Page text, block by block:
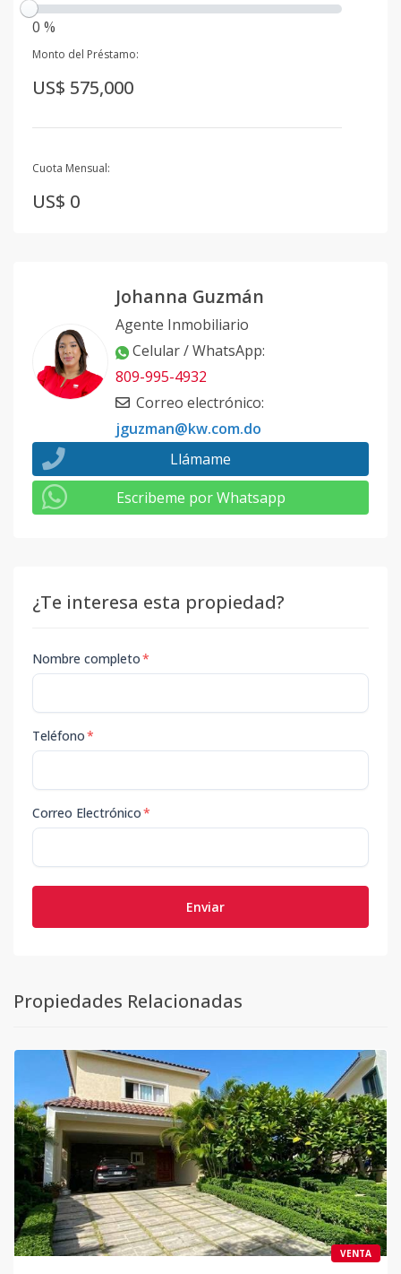
0 %
Monto del Préstamo:
US$ 575,000
Cuota Mensual:
US$ 0
Johanna Guzmán
Agente Inmobiliario
Celular / WhatsApp:
809-995-4932
Correo electrónico:
jguzman@kw.com.do
Llámame
Escribeme por Whatsapp
¿Te interesa esta propiedad?
Nombre completo*
Teléfono*
Correo Electrónico*
Enviar
Propiedades Relacionadas
VENTA